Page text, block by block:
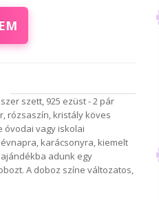
szett, 925 ezüst - 2 pár
rózsaszín, kristály köves
óvodai vagy iskolai
karácsonyra, kiemelt
adunk egy
A doboz színe változatos,